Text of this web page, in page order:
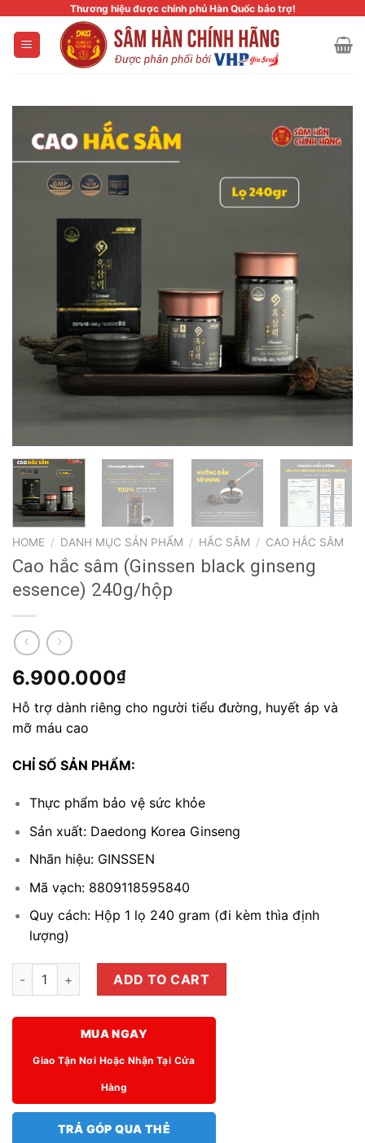
content
Thương hiệu được chính phủ Hàn Quốc bảo trợ!
HOME / DANH MỤC SẢN PHẨM / HẮC SÂM / CAO HẮC SÂM
Cao hắc sâm (Ginssen black ginseng
essence) 240g/hộp
6.900.000₫
Hỗ trợ dành riêng cho người tiểu đường, huyết áp và
mỡ máu cao
CHỈ SỐ SẢN PHẨM:
Thực phẩm bảo vệ sức khỏe
Sản xuất: Daedong Korea Ginseng
Nhãn hiệu: GINSSEN
Mã vạch: 8809118595840
Quy cách: Hộp 1 lọ 240 gram (đi kèm thìa định
lượng)
Cao hắc sâm (Ginssen black ginseng essence) 240g/hộp
ADD TO CART
MUA NGAY
Giao Tận Nơi Hoặc Nhận Tại Cửa
Hàng
TRẢ GÓP QUA THẺ